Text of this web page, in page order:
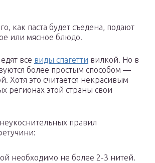
как паста будет съедена, подают
или мясное блюдо.
все виды спагетти вилкой. Но в
более простым способом —
Хотя это считается некрасивым
регионах этой страны свои
правил
необходимо не более 2-3 нитей.